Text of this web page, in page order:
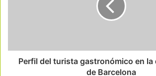
Perfil del turista gastronómico en la
de Barcelona